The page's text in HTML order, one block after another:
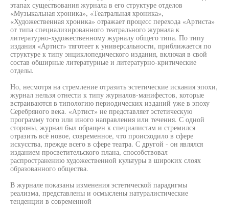
этапах существования журнала в его структуре отделов
«Музыкальная хроника», «Театральная хроника»,
«Художественная хроника» отражает процесс перехода «Артиста»
от типа специализированного театрального журнала к
литературно-художественному журналу общего типа. По типу
издания «Артист» тяготеет к универсальности, приближается по
структуре к типу энциклопедического издания, включая в свой
состав обширные литературные и литературно-критические
отделы.
Но, несмотря на стремление отразить эстетические искания эпохи,
журнал нельзя отнести к типу журналов-манифестов, которые
встраиваются в типологию периодических изданий уже в эпоху
Серебряного века. «Артист» не представляет эстетическую
программу того или иного направления или течения. С одной
стороны, журнал был обращен к специалистам и стремился
отразить всё новое, современное, что происходило в сфере
искусства, прежде всего в сфере театра. С другой - он являлся
изданием просветительского плана, способствовал
распространению художественной культуры в широких слоях
образованного общества.
В журнале показаны изменения эстетической парадигмы
реализма, представлены и осмыслены натуралистические
тенденции в современной